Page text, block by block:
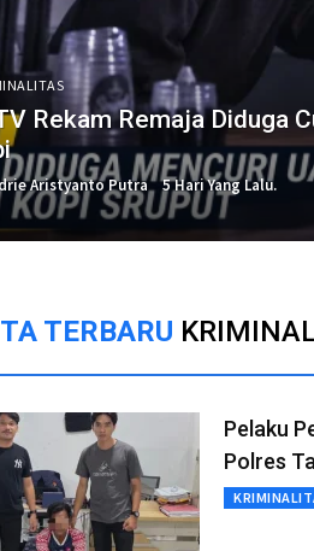
Rekam Remaja Diduga
Aristyanto Putra 5 Hari Yang Lalu.
TERBARU
Pelaku
Polres